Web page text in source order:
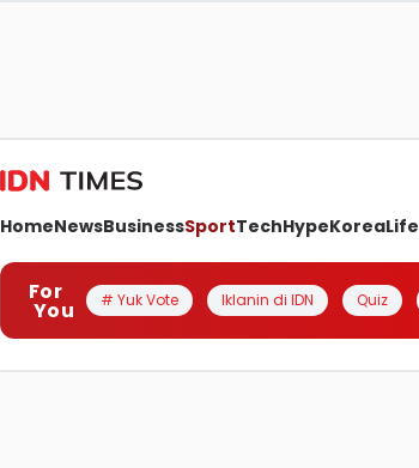
HomeNewsBusinessSportTechHypeKoreaLife
For
You # Yuk Vote Iklanin di IDN Quiz